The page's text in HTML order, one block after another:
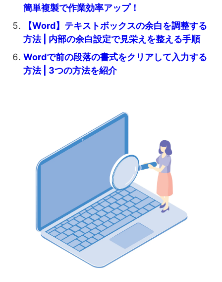
簡単複製で作業効率アップ！
【Word】テキストボックスの余白を調整する
方法 | 内部の余白設定で見栄えを整える手順
Wordで前の段落の書式をクリアして入力する
方法 | 3つの方法を紹介